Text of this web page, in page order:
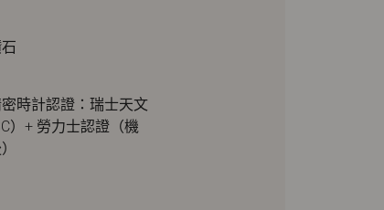
時計認證：瑞士天文
）+ 勞力士認證（機